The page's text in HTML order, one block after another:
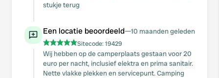
stukje terug
Een locatie beoordeeld—10 maanden geleden
Sitecode:19429
Wij hebben op de camperplaats gestaan voor 20
euro per nacht, inclusief elektra en prima sanitair.
Nette vlakke plekken en servicepunt. Camping